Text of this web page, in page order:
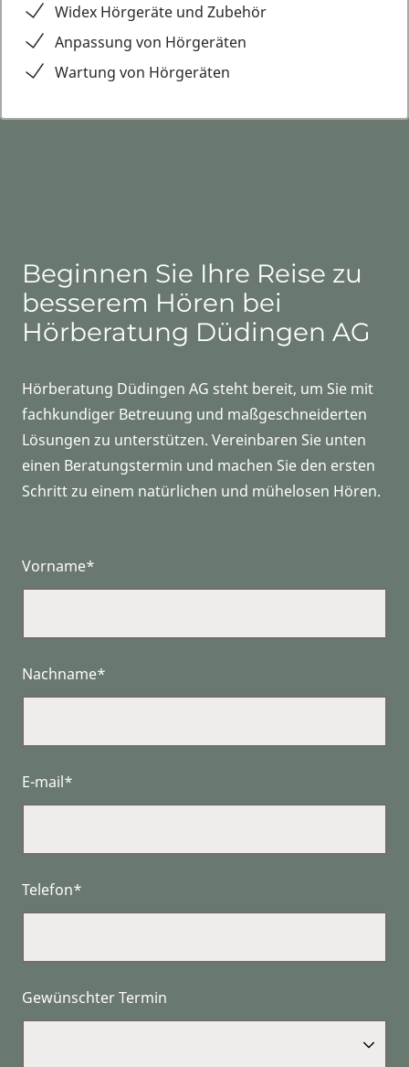
Widex Hörgeräte und Zubehör
Anpassung von Hörgeräten
Wartung von Hörgeräten
Beginnen Sie Ihre Reise zu
besserem Hören bei
Hörberatung Düdingen AG
Hörberatung Düdingen AG steht bereit, um Sie mit
fachkundiger Betreuung und maßgeschneiderten
Lösungen zu unterstützen. Vereinbaren Sie unten
einen Beratungstermin und machen Sie den ersten
Schritt zu einem natürlichen und mühelosen Hören.
Vorname*
Nachname*
E-mail*
Telefon*
Gewünschter Termin